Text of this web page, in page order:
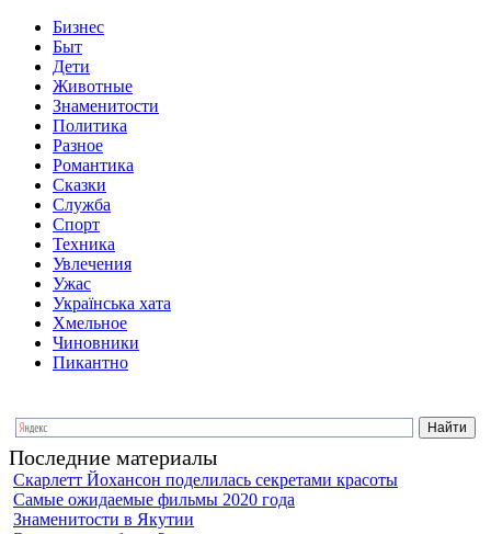
Бизнес
Быт
Дети
Животные
Знаменитости
Политика
Разное
Романтика
Сказки
Служба
Спорт
Техника
Увлечения
Ужас
Українська хата
Хмельное
Чиновники
Пикантно
Последние материалы
Скарлетт Йохансон поделилась секретами красоты
Самые ожидаемые фильмы 2020 года
Знаменитости в Якутии